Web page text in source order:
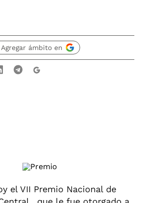
Agregar ámbito en
el VII Premio Nacional de